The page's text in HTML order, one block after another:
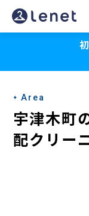
宇
津
町
の
宅
配
Area
宇津木町
配クリー